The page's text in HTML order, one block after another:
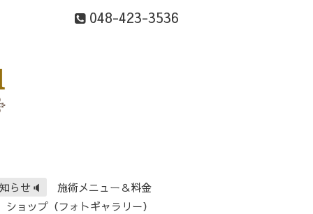
048-423-3536
らせ🔈
施術メニュー＆料金
ショップ（フォトギャラリー）